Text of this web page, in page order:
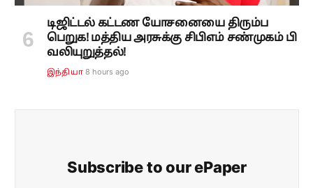
டிஜிட்டல் கட்டண யோசனையை திரும்ப
பெறுக! மத்திய அரசுக்கு சிபிஎம் சண்முகம் பி
வலியுறுத்தல்!
இந்தியா 8 hours ago
Subscribe to our ePaper